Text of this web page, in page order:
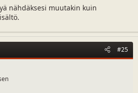
nähdäksesi muutakin kuin
#25